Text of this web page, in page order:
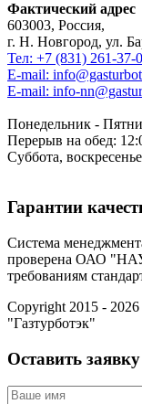
Фактический адрес
603003, Россия,
г. Н. Новгород, ул.
Тел: +7 (831) 261-37-
E-mail:
E-mail: info-
Понедельник -
Перерыв на обед:
Суббота,
Гарантии
Система
проверена ОАО
требованиям
Copyright 2015 -
"Газтурботэк"
Оставить заявку